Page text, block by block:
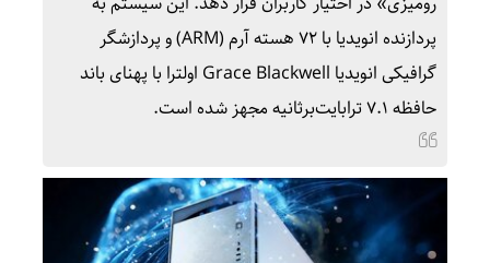
پردازنده انویدیا با ۷۲ هسته آرم (ARM) و پردازشگر
گرافیکی انویدیا Grace Blackwell اولترا با پهنای باند
حافظه ۷.۱ ترابایت‌برثانیه مجهز شده است.